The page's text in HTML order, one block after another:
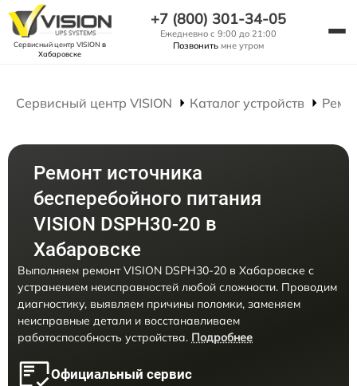
Сервисный центр VISION в
Хабаровске
+7 (800) 301-34-05
Ежедневно с 9:00 до 21:00
Позвонить мне утром
Сервисный центр VISION Каталог устройств
Ремонт источника
бесперебойного питания
VISION DSPH30-20 в
Хабаровске
Выполняем ремонт VISION DSPH30-20 в Хабаровске с
устранением неисправностей любой сложности. Проводим
диагностику, выявляем причины поломки, заменяем
неисправные детали и восстанавливаем
работоспособность устройства. Подробнее
Официальный сервис